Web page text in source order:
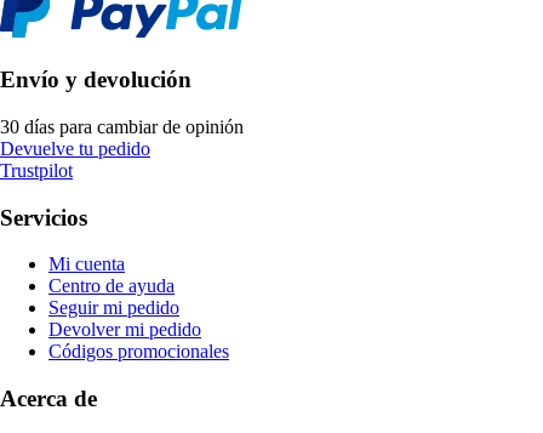
Envío y devolución
30 días para cambiar de opinión
Devuelve tu pedido
Trustpilot
Servicios
Mi cuenta
Centro de ayuda
Seguir mi pedido
Devolver mi pedido
Códigos promocionales
Acerca de